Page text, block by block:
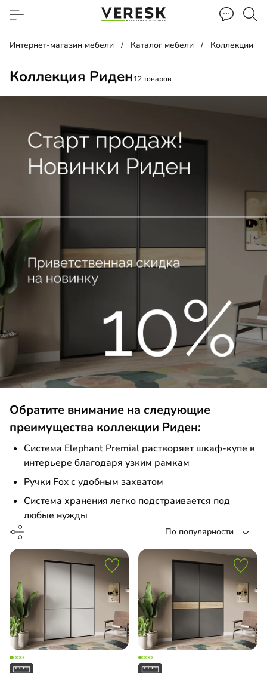
Интернет-магазин мебели Каталог мебели Коллекции
Коллекция Риден12 товаров
до
Обратите внимание на следующие
преимущества коллекции Риден:
Система Elephant Premial растворяет шкаф-купе в
интерьере благодаря узким рамкам
Ручки Fox с удобным захватом
Система хранения легко подстраивается под
любые нужды
По популярности